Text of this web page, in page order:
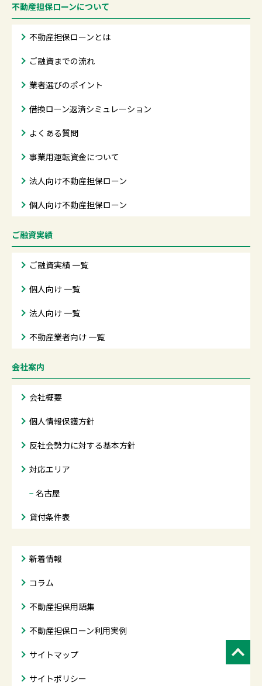
不動産担保ローンについて
不動産担保ローンとは
ご融資までの流れ
業者選びのポイント
借換ローン返済シミュレーション
よくある質問
事業用運転資金について
法人向け不動産担保ローン
個人向け不動産担保ローン
ご融資実績
ご融資実績 一覧
個人向け 一覧
法人向け 一覧
不動産業者向け 一覧
会社案内
会社概要
個人情報保護方針
反社会勢力に対する基本方針
対応エリア
− 名古屋
貸付条件表
新着情報
コラム
不動産担保用語集
不動産担保ローン利用実例
サイトマップ
サイトポリシー